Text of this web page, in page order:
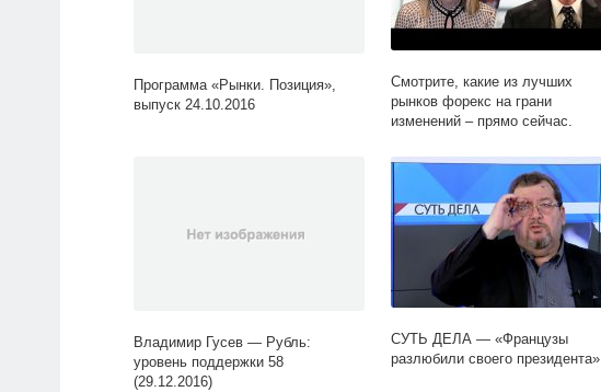
Программа «Рынки. Позиция»,
выпуск 24.10.2016
Смотрите, какие из лучших
рынков форекс на грани
изменений – прямо сейчас.
Владимир Гусев — Рубль:
уровень поддержки 58
(29.12.2016)
СУТЬ ДЕЛА — «Французы
разлюбили своего президента»